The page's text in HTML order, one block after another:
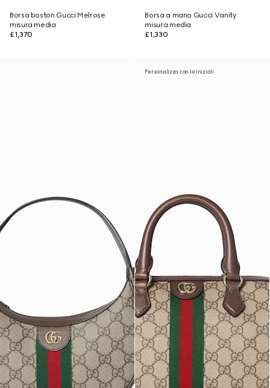
Borsa boston Gucci Melrose
misura media
£1,370
Borsa a mano Gucci Vanity
misura media
£1,330
Personalizza con le iniziali